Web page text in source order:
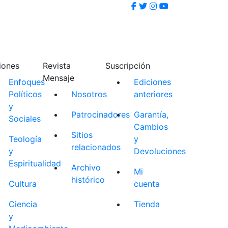
Enfoques
Políticos
y
Sociales
Teología
y
Espiritualidad
Cultura
Ciencia
y
Revista
Mensaje
Nosotros
Patrocinadores
Sitios
relacionados
Archivo
histórico
Suscripción
Ediciones
anteriores
Garantía,
Cambios
y
Devoluciones
Mi
cuenta
Tienda